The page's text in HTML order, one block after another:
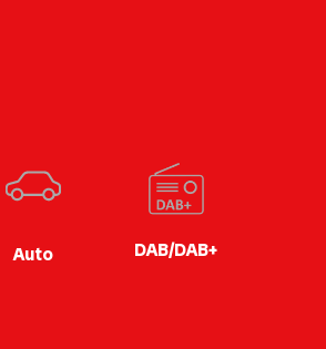
Auto DAB/DAB+